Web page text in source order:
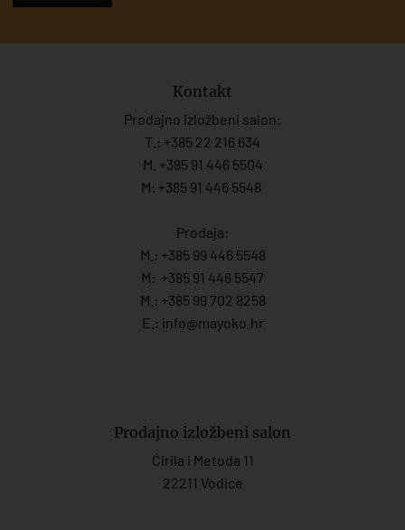
Kontakt
Prodajno izložbeni salon:
T.: +385 22 216 634
M. +385 91 446 5504
M: +385 91 446 5548
Prodaja:
M.: +385 99 446 5548
M: +385 91 446 5547
M.: +385 99 702 8258
E.: info@mayoko. hr
Prodajno izložbeni salon
Ćirila i Metoda 11
22211 Vodice